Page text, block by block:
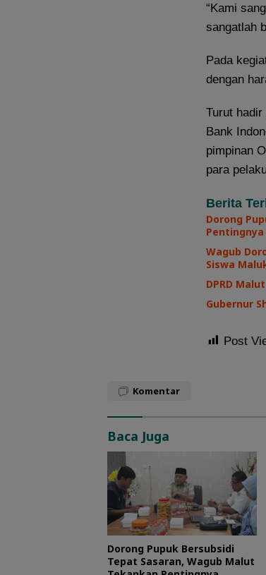
“Kami
sangatlah
Pada
dengan
Turut
Bank
pimpinan
para
Berita
Dorong
Wagub
Siswa
DPRD
Gubernur
Post
Komentar
Baca Juga
Dorong Pupuk Bersubsidi
Tepat Sasaran, Wagub Malut